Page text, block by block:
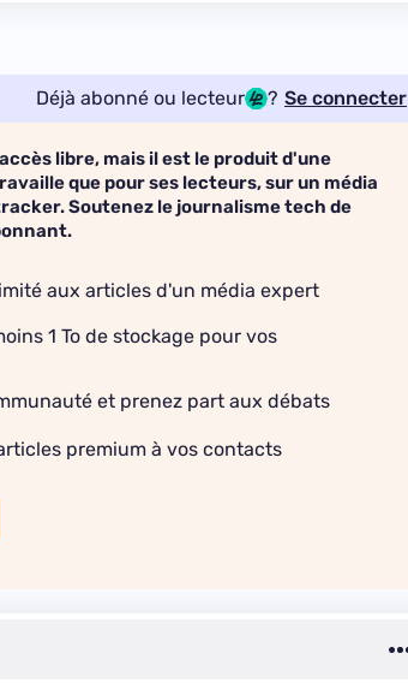
Déjà abonné ou lecteur ? Se connecter
libre, mais il est le produit d'une
que pour ses lecteurs, sur un média
Soutenez le journalisme tech de
aux articles d'un média expert
1 To de stockage pour vos
et prenez part aux débats
premium à vos contacts